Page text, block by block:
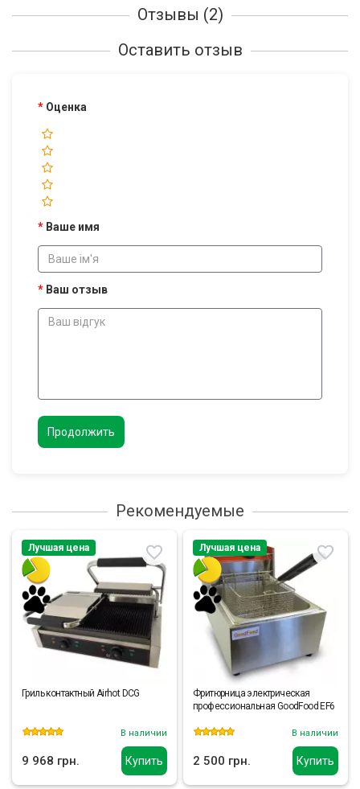
Отзывы (2)
Оставить отзыв
Оценка
Ваше имя
Ваш отзыв
Продолжить
Рекомендуемые
Купить
Лучшая цена
Гриль контактный Airhot DCG
В наличии
9 968 грн. Купить
Лучшая цена
Фритюрница электрическая
профессиональная GoodFood EF6
В наличии
2 500 грн.